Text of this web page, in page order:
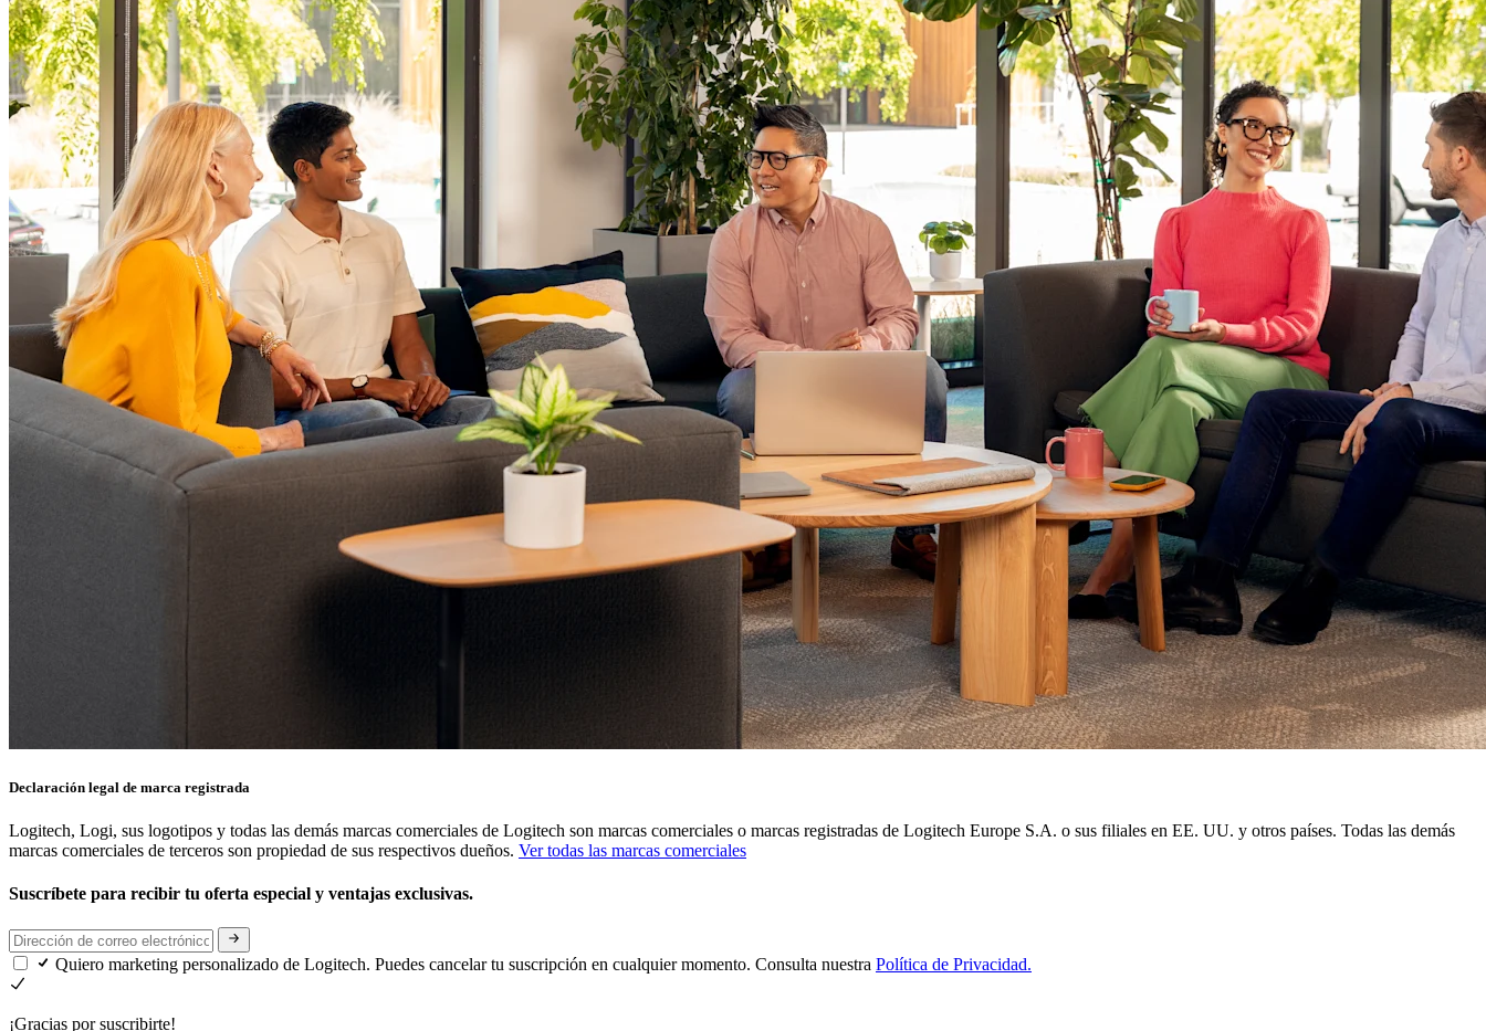
Declaración legal de marca registrada
Logitech, Logi, sus logotipos y todas las demás marcas comerciales de Logitech son marcas comerciales o marcas registradas de Logitech Europe S.A. o sus filiales en EE. UU. y otros países. Todas las demás
marcas comerciales de terceros son propiedad de sus respectivos dueños. Ver todas las marcas comerciales
Suscríbete para recibir tu oferta especial y ventajas exclusivas.
Quiero marketing personalizado de Logitech. Puedes cancelar tu suscripción en cualquier momento. Consulta nuestra Política de Privacidad.
¡Gracias por suscribirte!